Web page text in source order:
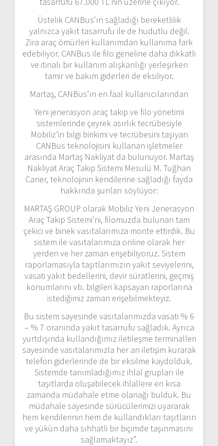
Üstelik CANBus’ın sağladığı bereketlilik
yalnızca yakıt tasarrufu ile de hudutlu değil.
Zira araç ömürleri kullanımdan kullanıma fark
edebiliyor. CANBus ile filo geneline daha dikkatli
ve itinalı bir kullanım alışkanlığı yerleşirken
tamir ve bakım giderleri de eksiliyor.
Martaş, CANBus’ın en faal kullanıcılarından
Yeni jenerasyon araç takip ve filo yönetimi
sistemlerinde çeyrek asırlık tecrübesiyle
Mobiliz’in bilgi birikimi ve tecrübesini taşıyan
CANBus teknolojisini kullanan işletmeler
arasında Martaş Nakliyat da bulunuyor. Martaş
Nakliyat Araç Takip Sistemi Mesulü M. Tuğhan
Caner, teknolojinin kendilerine sağladığı fayda
hakkında şunları söylüyor:
MARTAŞ GROUP olarak Mobiliz Yeni Jenerasyon
Araç Takip Sistemi’ni, filomuzda bulunan tam
çekici ve binek vasıtalarımıza monte ettirdik. Bu
sistem ile vasıtalarımıza online olarak her
yerden ve her zaman erişebiliyoruz. Sistem
raporlamasıyla taşıtlarımızın yakıt seviyelerini,
vasati yakıt bedellerini, devir süratlerini, geçmiş
konumlarını vb. bilgileri kapsayan raporlarına
istediğimiz zaman erişebilmekteyiz.
Bu sistem sayesinde vasıtalarımızda vasati % 6
– % 7 oranında yakıt tasarrufu sağladık. Ayrıca
yurtdışında kullandığımız iletileşme terminalleri
sayesinde vasıtalarımızla her an iletişim kurarak
telefon giderlerinde de bir eksilme kaydolduk.
Sistemde tanımladığımız ihlal grupları ile
taşıtlarda oluşabilecek ihlallere en kısa
zamanda müdahale etme olanağı bulduk. Bu
müdahale sayesinde sürücülerimizi uyararak
hem kendilerinin hem de kullandıkları taşıtların
ve yükün daha sıhhatli bir biçimde taşınmasını
sağlamaktayız”.